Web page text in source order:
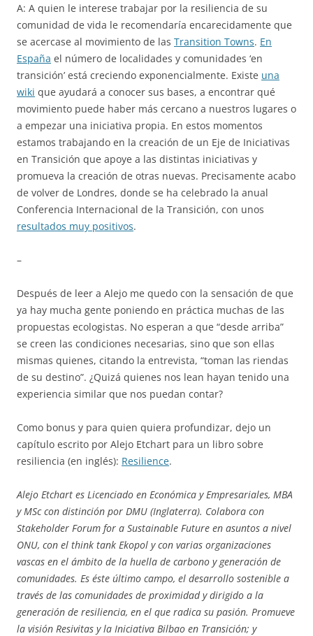
A: A quien le interese trabajar por la resiliencia de su
comunidad de vida le recomendaría encarecidamente que
se acercase al movimiento de las Transition Towns. En
España el número de localidades y comunidades ‘en
transición’ está creciendo exponencialmente. Existe una
wiki que ayudará a conocer sus bases, a encontrar qué
movimiento puede haber más cercano a nuestros lugares o
a empezar una iniciativa propia. En estos momentos
estamos trabajando en la creación de un Eje de Iniciativas
en Transición que apoye a las distintas iniciativas y
promueva la creación de otras nuevas. Precisamente acabo
de volver de Londres, donde se ha celebrado la anual
Conferencia Internacional de la Transición, con unos
resultados muy positivos.
–
Después de leer a Alejo me quedo con la sensación de que
ya hay mucha gente poniendo en práctica muchas de las
propuestas ecologistas. No esperan a que “desde arriba”
se creen las condiciones necesarias, sino que son ellas
mismas quienes, citando la entrevista, “toman las riendas
de su destino”. ¿Quizá quienes nos lean hayan tenido una
experiencia similar que nos puedan contar?
Como bonus y para quien quiera profundizar, dejo un
capítulo escrito por Alejo Etchart para un libro sobre
resiliencia (en inglés): Resilience.
Alejo Etchart es Licenciado en Económica y Empresariales, MBA
y MSc con distinción por DMU (Inglaterra). Colabora con
Stakeholder Forum for a Sustainable Future en asuntos a nivel
ONU, con el think tank Ekopol y con varias organizaciones
vascas en el ámbito de la huella de carbono y generación de
comunidades. Es éste último campo, el desarrollo sostenible a
través de las comunidades de proximidad y dirigido a la
generación de resiliencia, en el que radica su pasión. Promueve
la visión Resivitas y la Iniciativa Bilbao en Transición; y